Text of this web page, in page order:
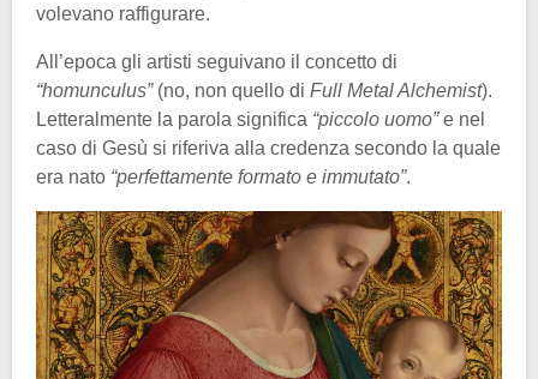
volevano raffigurare.
All’epoca gli artisti seguivano il concetto di
“homunculus”(no, non quello di Full Metal Alchemist).
Letteralmente la parola significa “piccolo uomo”e nel
caso di Gesù si riferiva alla credenza secondo la quale
era nato “perfettamente formato e immutato”.